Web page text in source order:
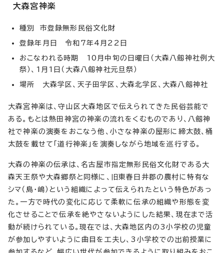
大森宮神楽
種別 市登録無形民俗文化財
登録年月日 令和7年4月22日
おこなわれる時期 10月中旬の日曜日（大森八劔神社例大
祭）、1月1日（大森八劔神社元旦祭）
場所 大森学区、天子田学区、大森北学区、大森八劔神社
大森宮神楽は、守山区大森地区で伝えられてきた民俗芸能で
ある。もとは熱田神宮の神楽の流れをくむものであり、八劔神
社で神楽の演奏をおこなう他、小さな神楽の屋形に締太鼓、桶
太鼓を載せて「道行神楽」を演奏しながら地域を巡行する。
大森の神楽の伝承は、名古屋市指定無形民俗文化財である大
森天王祭や大森郷祭と同様に、旧東春日井郡の農村に特有な
シマ（島・嶋）という組織によって伝えられたという特色があっ
た。一方で時代の変化に応じて柔軟に伝承の組織や形態を変
化させることで伝承を絶やさないようにした結果、現在まで活
動が続けられている。現在では、大森地区内の3小学校の児童
が参加しやすいように曲目を工夫し、3小学校での出前授業に